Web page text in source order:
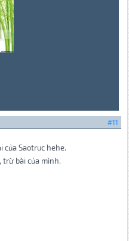
#11
của Saotruc hehe.
trừ bài của mình.